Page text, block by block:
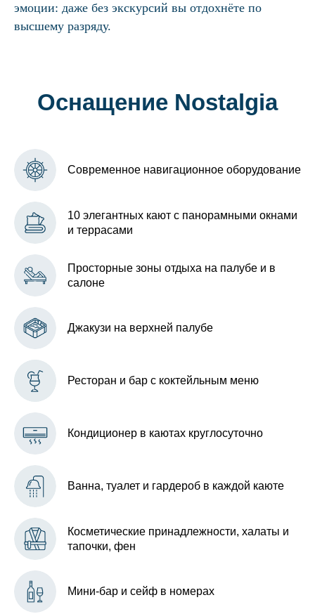
эмоции: даже без экскурсий вы отдохнёте по
высшему разряду.
Оснащение Nostalgia
Современное навигационное оборудование
10 элегантных кают с панорамными окнами
и террасами
Просторные зоны отдыха на палубе и в
салоне
Джакузи на верхней палубе
Ресторан и бар с коктейльным меню
Кондиционер в каютах круглосуточно
Ванна, туалет и гардероб в каждой каюте
Косметические принадлежности, халаты и
тапочки, фен
Мини-бар и сейф в номерах